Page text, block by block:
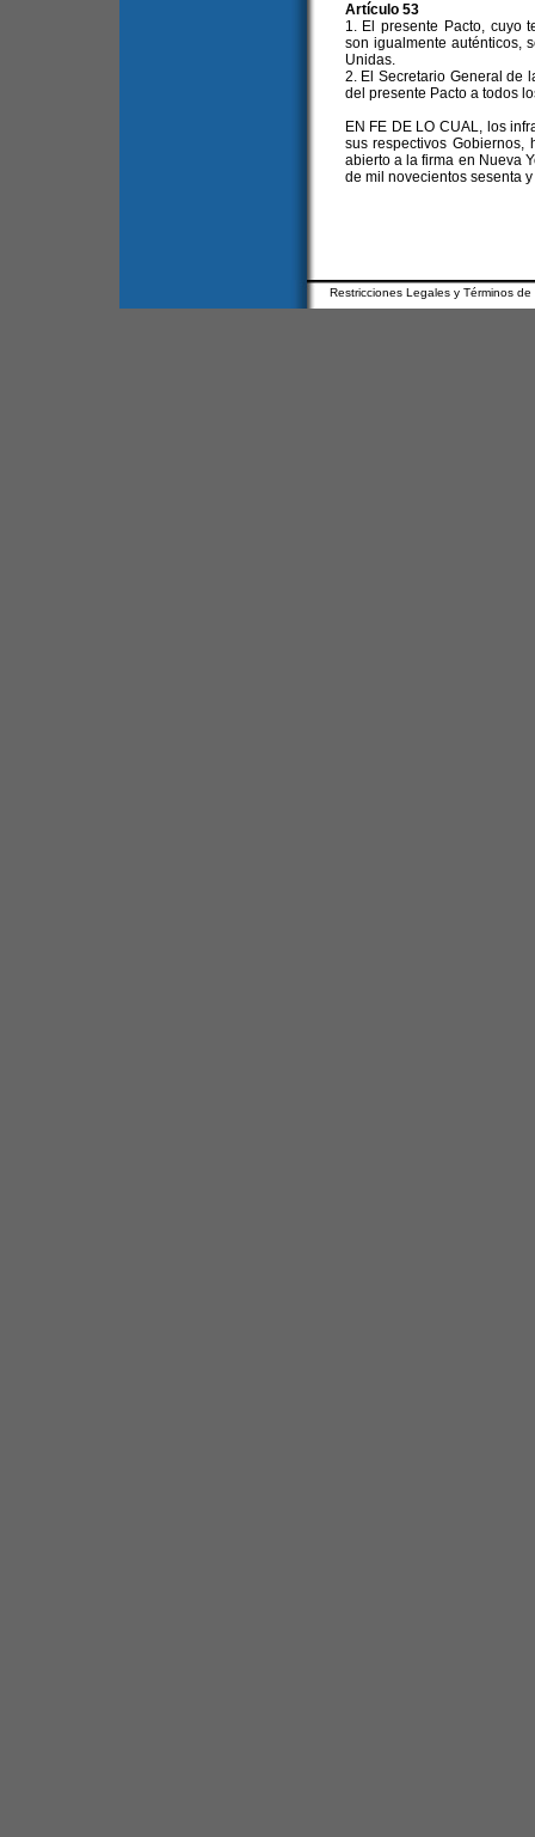
Artículo 53
1. El presente Pacto, cuyo
son igualmente auténticos,
Unidas.
2. El Secretario General de
del presente Pacto a todos
EN FE DE LO CUAL, los
sus respectivos
abierto a la firma en Nueva
de mil novecientos sesenta y
Restricciones Legales y Términos de